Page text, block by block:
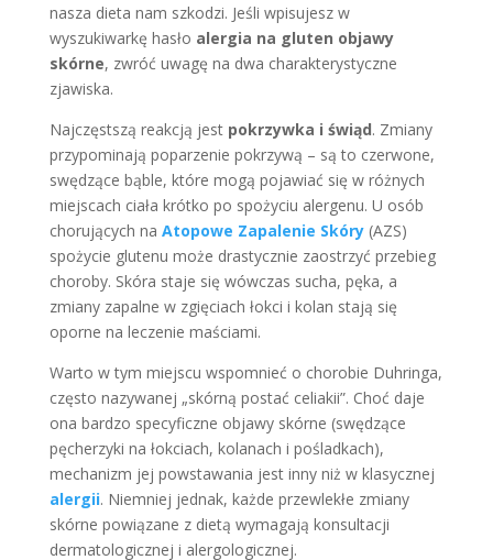
nasza dieta nam szkodzi. Jeśli wpisujesz w
wyszukiwarkę hasło alergia na gluten objawy
skórne, zwróć uwagę na dwa charakterystyczne
zjawiska.
Najczęstszą reakcją jest pokrzywka i świąd. Zmiany
przypominają poparzenie pokrzywą – są to czerwone,
swędzące bąble, które mogą pojawiać się w różnych
miejscach ciała krótko po spożyciu alergenu. U osób
chorujących na Atopowe Zapalenie Skóry(AZS)
spożycie glutenu może drastycznie zaostrzyć przebieg
choroby. Skóra staje się wówczas sucha, pęka, a
zmiany zapalne w zgięciach łokci i kolan stają się
oporne na leczenie maściami.
Warto w tym miejscu wspomnieć o chorobie Duhringa,
często nazywanej „skórną postać celiakii”. Choć daje
ona bardzo specyficzne objawy skórne (swędzące
pęcherzyki na łokciach, kolanach i pośladkach),
mechanizm jej powstawania jest inny niż w klasycznej
alergii. Niemniej jednak, każde przewlekłe zmiany
skórne powiązane z dietą wymagają konsultacji
dermatologicznej i alergologicznej.